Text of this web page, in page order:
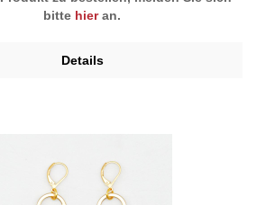
bitte hieran.
Details